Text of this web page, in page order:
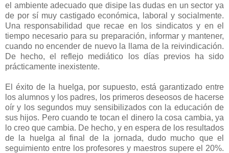
el ambiente adecuado que disipe las dudas en un sector ya
de por sí muy castigado económica, laboral y socialmente.
Una responsabilidad que recae en los sindicatos y en el
tiempo necesario para su preparación, informar y mantener,
cuando no encender de nuevo la llama de la reivindicación.
De hecho, el reflejo mediático los días previos ha sido
prácticamente inexistente.
El éxito de la huelga, por supuesto, está garantizado entre
los alumnos y los padres, los primeros deseosos de hacerse
oír y los segundos muy sensibilizados con la educación de
sus hijos. Pero cuando te tocan el dinero la cosa cambia, ya
lo creo que cambia. De hecho, y en espera de los resultados
de la huelga al final de la jornada, dudo mucho que el
seguimiento entre los profesores y maestros supere el 20%.